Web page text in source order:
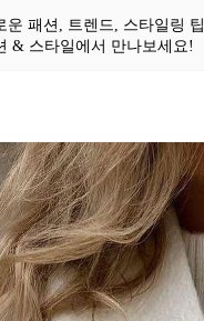
운 패션, 트렌드, 스타일링 팁
& 스타일에서 만나보세요!